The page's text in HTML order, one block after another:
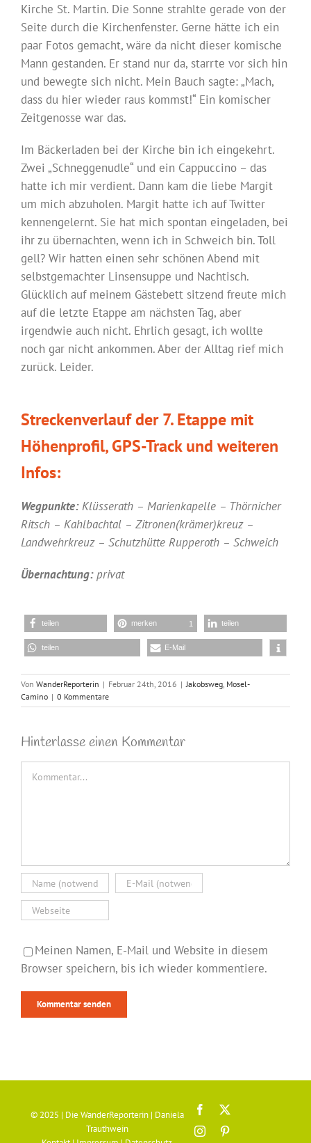
Kirche St. Martin. Die Sonne strahlte gerade von der
Seite durch die Kirchenfenster. Gerne hätte ich ein
paar Fotos gemacht, wäre da nicht dieser komische
Mann gestanden. Er stand nur da, starrte vor sich hin
und bewegte sich nicht. Mein Bauch sagte: „Mach,
dass du hier wieder raus kommst!“ Ein komischer
Zeitgenosse war das.
Im Bäckerladen bei der Kirche bin ich eingekehrt.
Zwei „Schneggenudle“ und ein Cappuccino – das
hatte ich mir verdient. Dann kam die liebe Margit
um mich abzuholen. Margit hatte ich auf Twitter
kennengelernt. Sie hat mich spontan eingeladen, bei
ihr zu übernachten, wenn ich in Schweich bin. Toll
gell? Wir hatten einen sehr schönen Abend mit
selbstgemachter Linsensuppe und Nachtisch.
Glücklich auf meinem Gästebett sitzend freute mich
auf die letzte Etappe am nächsten Tag, aber
irgendwie auch nicht. Ehrlich gesagt, ich wollte
noch gar nicht ankommen. Aber der Alltag rief mich
zurück. Leider.
Streckenverlauf der 7. Etappe mit
Höhenprofil, GPS-Track und weiteren
Infos:
Wegpunkte:Klüsserath – Marienkapelle – Thörnicher
Ritsch – Kahlbachtal – Zitronen(krämer)kreuz –
Landwehrkreuz – Schutzhütte Rupperoth – Schweich
Übernachtung:privat
teilen merken 1 teilen
teilen E-Mail
Von WanderReporterin | Februar 24th, 2016 | Jakobsweg Mosel-
Camino | 0 Kommentare
Hinterlasse einen Kommentar
Kommentar
Meinen Namen, E-Mail und Website in diesem
Browser speichern, bis ich wieder kommentiere.
© 2025 | Die WanderReporterin | Daniela
Trauthwein
Facebook
Instagram